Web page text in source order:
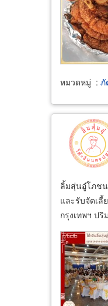
หมวดหมู่ : ภั
ลิ้มสุ่นอู๋โภช
และรับจัดเลี้
กรุงเทพฯ ป